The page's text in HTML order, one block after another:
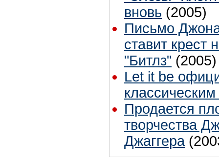
вновь (2005)
Письмо
ставит крест
"Битлз" (2005)
Let it be
Продается
творчества
Джаггера